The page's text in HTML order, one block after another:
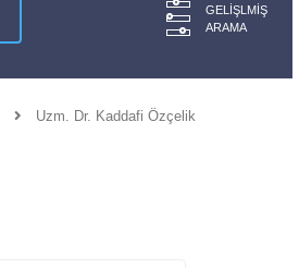
GELIŞLMIŞ
ARAMA
Uzm. Dr. Kaddafi Özçelik